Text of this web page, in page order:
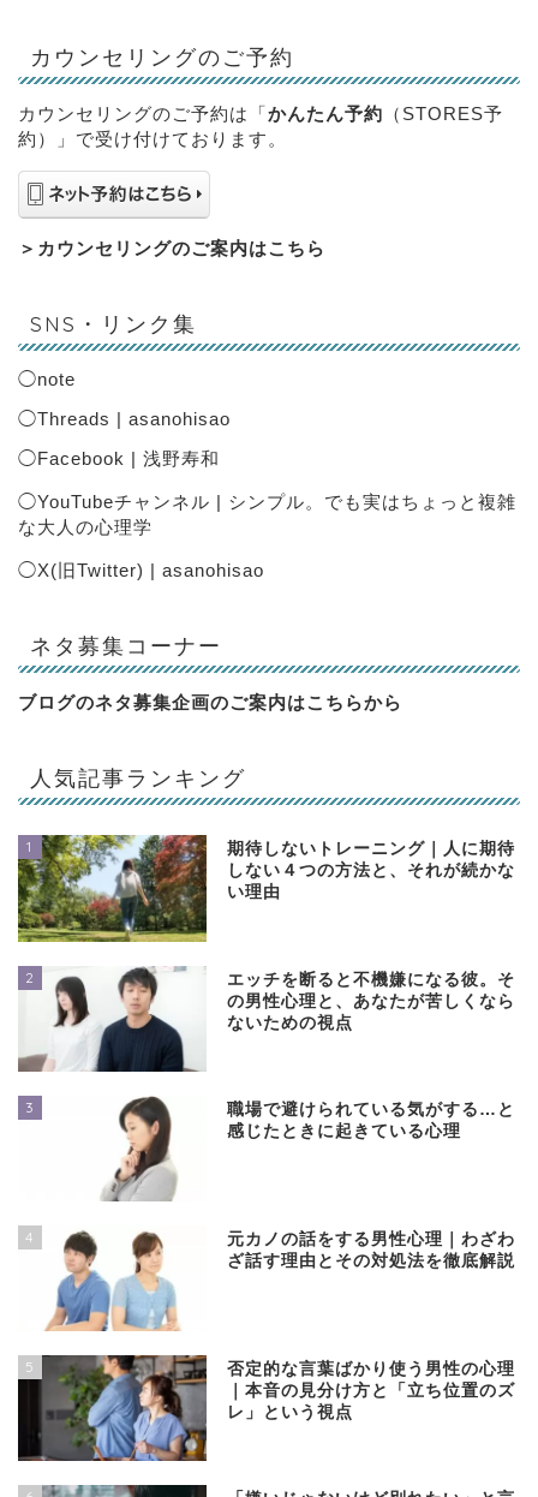
カウンセリングのご予約
カウンセリングのご予約は「かんたん予約 （STORES予
約）」で受け付けております。
＞ カウンセリングのご案内はこちら
SNS・リンク集
◯note
◯Threads | asanohisao
◯Facebook | 浅野寿和
◯YouTubeチャンネル | シンプル。でも実はちょっと複雑
な大人の心理学
◯X(旧Twitter) | asanohisao
ネタ募集コーナー
ブログのネタ募集企画のご案内はこちらから
人気記事ランキング
1
期待しないトレーニング｜人に期待
しない４つの方法と、それが続かな
い理由
2
エッチを断ると不機嫌になる彼。そ
の男性心理と、あなたが苦しくなら
ないための視点
3
職場で避けられている気がする…と
感じたときに起きている心理
4
元カノの話をする男性心理｜わざわ
ざ話す理由とその対処法を徹底解説
5
否定的な言葉ばかり使う男性の心理
｜本音の見分け方と「立ち位置のズ
レ」という視点